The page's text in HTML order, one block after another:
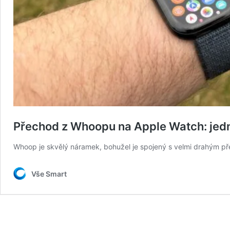
Přechod z Whoopu na Apple Watch:
Whoop je skvělý náramek, bohužel je spojený s velmi drahým
Vše Smart